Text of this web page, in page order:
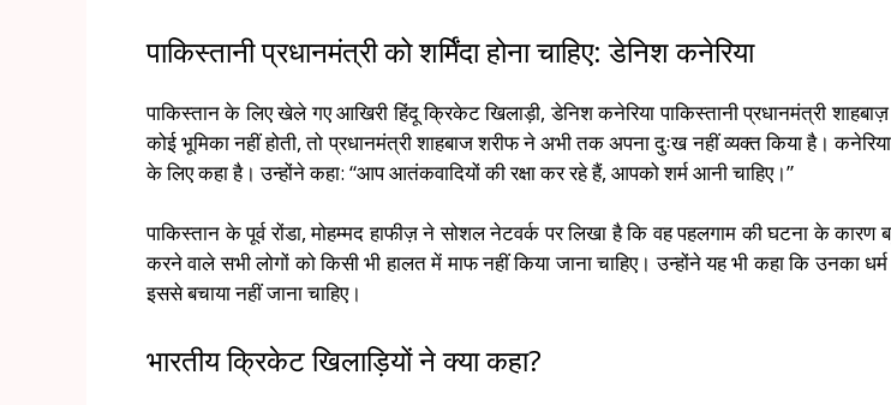
पाकिस्तानी प्रधानमंत्री को शर्मिंदा होना चाहिए: डेनिश कनेरिया
पाकिस्तान के लिए खेले गए आखिरी हिंदू क्रिकेट खिलाड़ी, डेनिश कनेरिया पाकिस्तानी प्रधानमंत्री
कोई भूमिका नहीं होती, तो प्रधानमंत्री शाहबाज शरीफ ने अभी तक अपना दुःख नहीं व्यक्त किया है।
के लिए कहा है। उन्होंने कहा: “आप आतंकवादियों की रक्षा कर रहे हैं, आपको शर्म आनी चाहिए।”
पाकिस्तान के पूर्व रोंडा, मोहम्मद हाफीज़ ने सोशल नेटवर्क पर लिखा है कि वह पहलगाम की घटना के
करने वाले सभी लोगों को किसी भी हालत में माफ नहीं किया जाना चाहिए। उन्होंने यह भी कहा कि उनका
इससे बचाया नहीं जाना चाहिए।
भारतीय क्रिकेट खिलाड़ियों ने क्या कहा?